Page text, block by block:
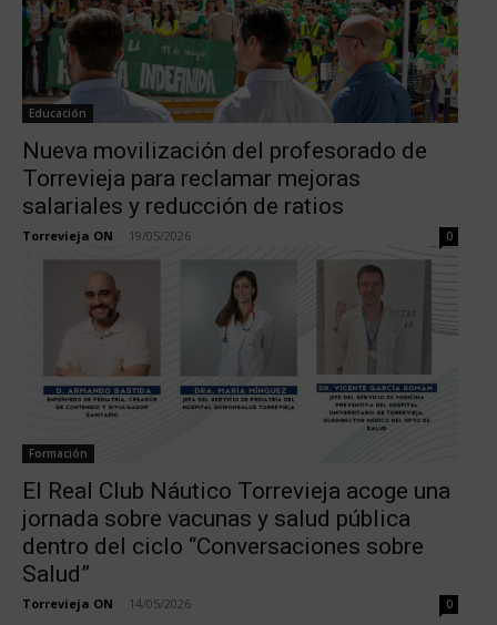
Educación
Nueva movilización del profesorado de
Torrevieja para reclamar mejoras
salariales y reducción de ratios
Torrevieja ON 19/05/2026 0
Formación
El Real Club Náutico Torrevieja acoge una
jornada sobre vacunas y salud pública
dentro del ciclo “Conversaciones sobre
Salud”
Torrevieja ON 14/05/2026 0